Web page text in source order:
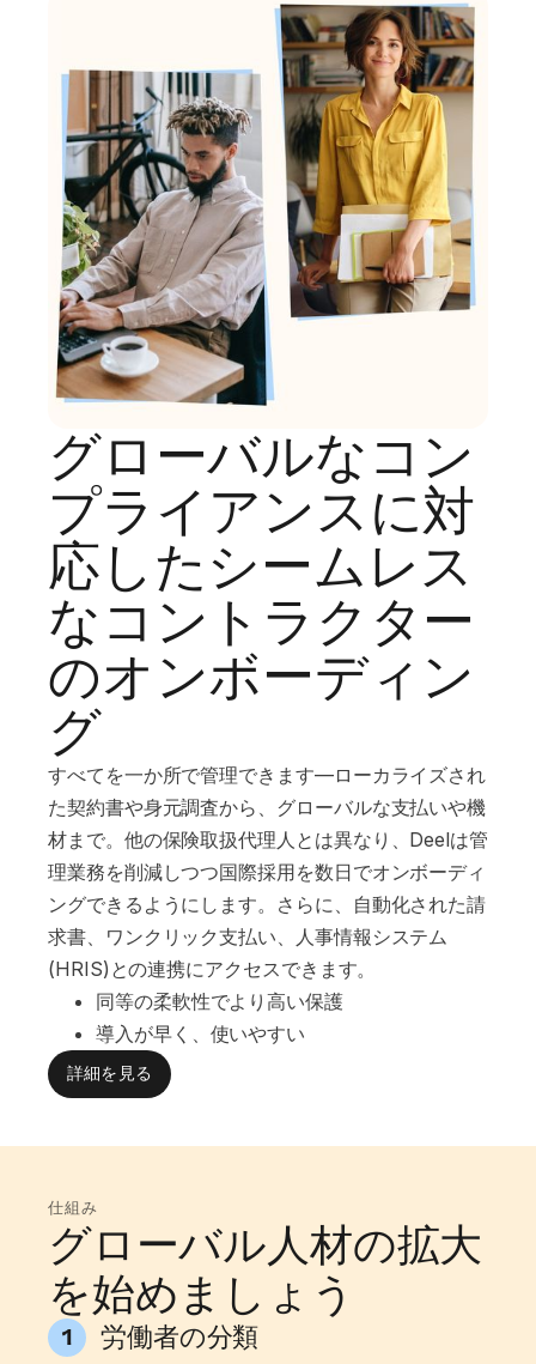
グローバルなコン
プライアンスに対
応したシームレス
なコントラクター
のオンボーディン
グ
すべてを一か所で管理できます—ローカライズされ
た契約書や身元調査から、グローバルな支払いや機
材まで。他の保険取扱代理人とは異なり、Deelは管
理業務を削減しつつ国際採用を数日でオンボーディ
ングできるようにします。さらに、自動化された請
求書、ワンクリック支払い、人事情報システム
(HRIS)との連携にアクセスできます。
同等の柔軟性でより高い保護
導入が早く、使いやすい
詳細を見る
仕組み
グローバル人材の拡大
を始めましょう
1 労働者の分類